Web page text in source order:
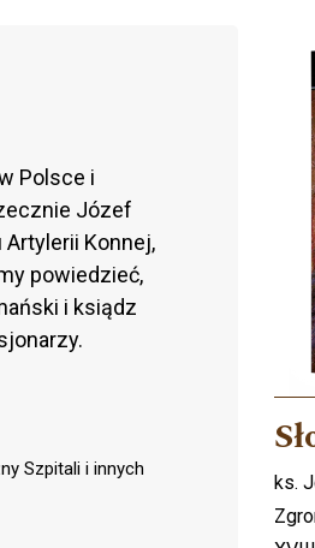
Polsce i
Józef
Konnej,
powiedzieć,
i ksiądz
Szpitali i innych
ks.